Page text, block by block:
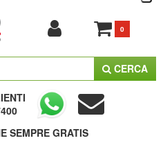
0
CERCA
SEMPRE GRATIS